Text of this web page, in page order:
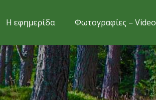
Η εφημερίδα Φωτογραφίες – Video